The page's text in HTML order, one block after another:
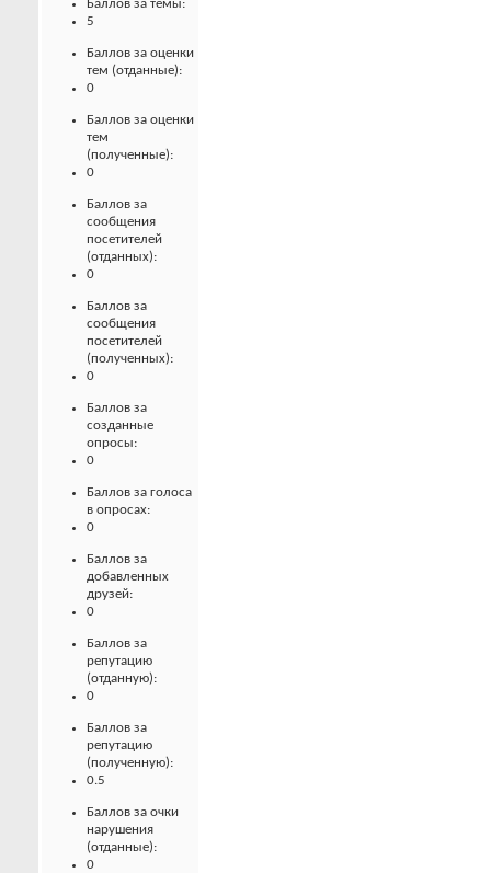
Баллов за темы:
5
Баллов за оценки
тем (отданные):
0
Баллов за оценки
тем
(полученные):
0
Баллов за
сообщения
посетителей
(отданных):
0
Баллов за
сообщения
посетителей
(полученных):
0
Баллов за
созданные
опросы:
0
Баллов за голоса
в опросах:
0
Баллов за
добавленных
друзей:
0
Баллов за
репутацию
(отданную):
0
Баллов за
репутацию
(полученную):
0.5
Баллов за очки
нарушения
(отданные):
0